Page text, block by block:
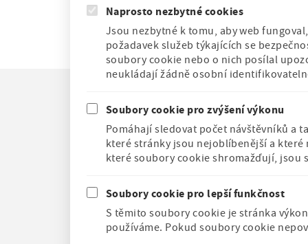
a
g
i
n
i
o
n
F
o
m
e
Novinky
O instituci
Cookies
Historická
nemá
Naprosto nezbytné cookies
Jsou nezbytné k tomu, aby web
požadavek služeb týkajících se
soubory cookie nebo o nich posílal
neukládají žádně osobní
Soubory cookie pro zvýšení výkonu
Pomáhají sledovat počet návštěvníků a
které stránky jsou nejoblíbenější a které
které soubory cookie shromažďují, jsou
Soubory cookie pro lepší funkčnost
S těmito soubory cookie je stránka
používáme. Pokud soubory cookie